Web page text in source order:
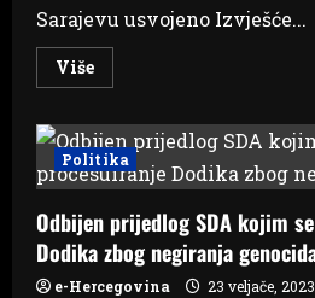
Sarajevu usvojeno Izvješće...
VišeRead
more
Na
današnjoj
sjendici
usvojene
vezane
za
pitanje
Trgovske
gore
Politika
Odbijen prijedlog SDA kojim
Dodika zbog negiranja
e-Hercegovina 23 veljače, 2023